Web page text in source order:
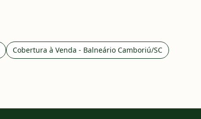
Cobertura à Venda - Balneário Camboriú/SC